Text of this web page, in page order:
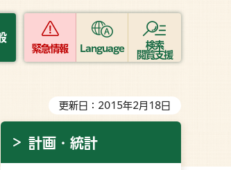
緊急情報 Language
検索
閲覧支援
更新日：2015年2月18日
計画・統計